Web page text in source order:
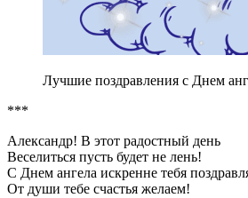
Лучшие поздравления с Днем
***
Александр! В этот радостный день
Веселиться пусть будет не лень!
С Днем ангела искренне тебя
От души тебе счастья желаем!